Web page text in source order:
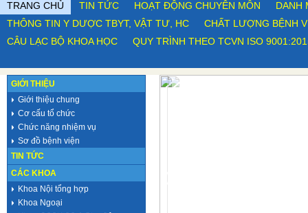
TRANG CHỦ TIN TỨC HOẠT ĐỘNG CHUYÊN MÔN
DANH
THÔNG TIN Y DƯỢC TBYT, VẬT TƯ, HC
CHẤT LƯỢNG BỆNH
CÂU LẠC BỘ KHOA HỌC
QUY TRÌNH THEO TCVN ISO
GIỚI THIỆU
Giới thiệu chung
Cơ cấu tổ chức
Chức năng nhiệm vụ
Sơ đồ bệnh viện
TIN TỨC
CÁC KHOA
Khoa Nội tổng hợp
Khoa Ngoại